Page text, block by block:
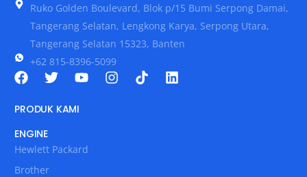
Ruko Golden Boulevard, Blok p/15 Bumi Serpong Damai,
Tangerang Selatan, Lengkong Karya, Serpong Utara,
Tangerang Selatan 15323, Banten
+62 815-8396-5099
PRODUK KAMI
ENGINE
Hewlett Packard
Brother